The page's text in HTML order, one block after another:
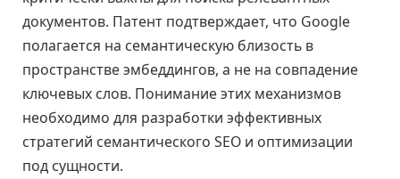
документов. Патент подтверждает, что Google
полагается на семантическую близость в
пространстве эмбеддингов, а не на совпадение
ключевых слов. Понимание этих механизмов
необходимо для разработки эффективных
стратегий семантического SEO и оптимизации
под сущности.